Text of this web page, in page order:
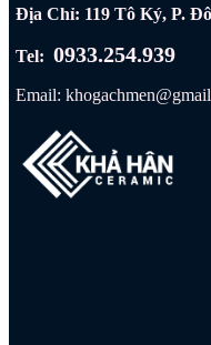
Địa Chỉ: 119 Tô Ký, P.
Tel:0933.254.939
Email: